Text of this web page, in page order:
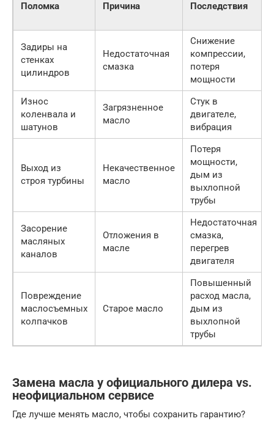
Поломка Причина Последствия
Задиры на
стенках
цилиндров
Недостаточная
смазка
Снижение
компрессии,
потеря
мощности
Износ
коленвала и
шатунов
Загрязненное
масло
Стук в
двигателе,
вибрация
Выход из
строя турбины
Некачественное
масло
Потеря
мощности,
дым из
выхлопной
трубы
Засорение
масляных
каналов
Отложения в
масле
Недостаточная
смазка,
перегрев
двигателя
Повреждение
маслосъемных
колпачков
Старое масло
Повышенный
расход масла,
дым из
выхлопной
трубы
Замена масла у официального дилера vs.
неофициальном сервисе
Где лучше менять масло, чтобы сохранить гарантию?